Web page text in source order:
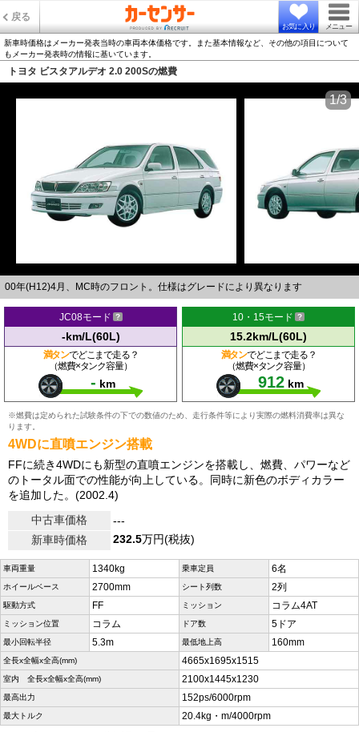
戻る
お気に入り メニュー
新車時価格はメーカー発表当時の車両本体価格です。また基本情報など、その他の項目について
もメーカー発表時の情報に基いています。
トヨタ ビスタアルデオ 2.0 200Sの燃費
00年(H12)4月、MC時のフロント。仕様はグレードにより異なります
1/3
JC08モード
-km/L(60L)
満タンでどこまで走る？
（燃費×タンク容量）
- km
10・15モード
15.2km/L(60L)
満タンでどこまで走る？
（燃費×タンク容量）
912 km
※燃費は定められた試験条件の下での数値のため、走行条件等により実際の燃料消費率は異な
ります。
4WDに直噴エンジン搭載
FFに続き4WDにも新型の直噴エンジンを搭載し、燃費、パワーなど
のトータル面での性能が向上している。同時に新色のボディカラー
を追加した。(2002.4)
中古車価格
---
新車時価格
232.5万円(税抜)
車両重量 1340kg 乗車定員 6名
ホイールベース 2700mm シート列数 2列
駆動方式 FF ミッション コラム4AT
ミッション位置 コラム ドア数 5ドア
最小回転半径 5.3m 最低地上高 160mm
全長x全幅x全高(mm) 4665x1695x1515
室内 全長x全幅x全高(mm) 2100x1445x1230
最高出力 152ps/6000rpm
最大トルク 20.4kg・m/4000rpm